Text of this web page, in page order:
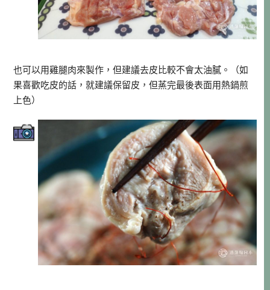
也可以用雞腿肉來製作，但建議去皮比較不會太油膩。（如
果喜歡吃皮的話，就建議保留皮，但蒸完最後表面用熱鍋煎
上色）